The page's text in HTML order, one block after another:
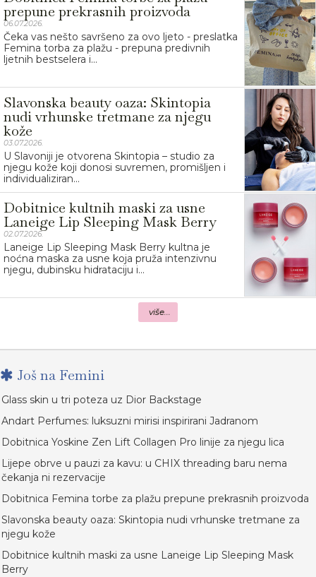
prepune prekrasnih proizvoda
06.07.2026.
Čeka vas nešto savršeno za ovo ljeto - preslatka
Femina torba za plažu - prepuna predivnih
ljetnih bestselera i...
Slavonska beauty oaza: Skintopia
nudi vrhunske tretmane za njegu
kože
03.07.2026.
U Slavoniji je otvorena Skintopia – studio za
njegu kože koji donosi suvremen, promišljen i
individualiziran...
Dobitnice kultnih maski za usne
Laneige Lip Sleeping Mask Berry
02.07.2026.
Laneige Lip Sleeping Mask Berry kultna je
noćna maska za usne koja pruža intenzivnu
njegu, dubinsku hidrataciju i...
više...
Još na Femini
Glass skin u tri poteza uz Dior Backstage
Andart Perfumes: luksuzni mirisi inspirirani Jadranom
Dobitnica Yoskine Zen Lift Collagen Pro linije za njegu lica
Lijepe obrve u pauzi za kavu: u CHIX threading baru nema
čekanja ni rezervacije
Dobitnica Femina torbe za plažu prepune prekrasnih proizvoda
Slavonska beauty oaza: Skintopia nudi vrhunske tretmane za
njegu kože
Dobitnice kultnih maski za usne Laneige Lip Sleeping Mask
Berry